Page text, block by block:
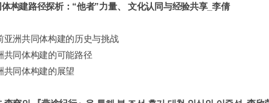
构建路径探析：“他者”力量、 文化认同与经验共享_李倩
亚洲共同体构建的历史与挑战
共同体构建的可能路径
共同体构建的展望